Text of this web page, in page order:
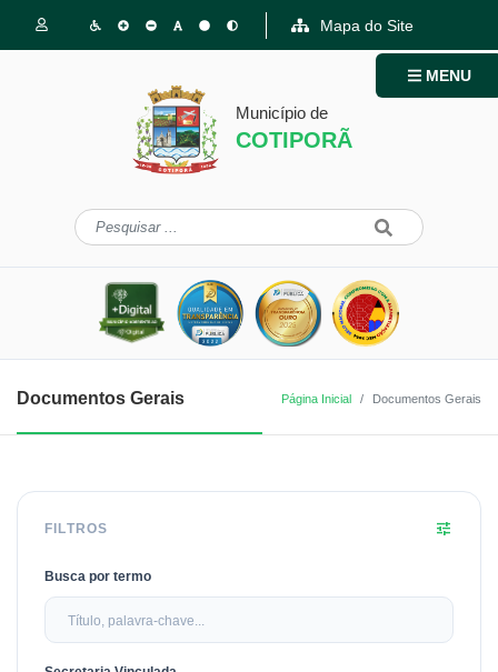
Mapa do Site
Município de
COTIPORÃ
MENU
Documentos Gerais Página Inicial Documentos Gerais
FILTROS tune
Busca por termo